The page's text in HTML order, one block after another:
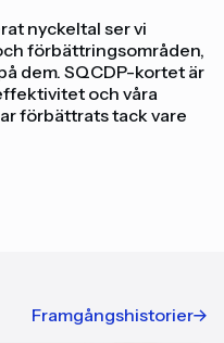
nyckeltal ser vi
förbättringsområden,
dem. SQCDP-kortet är
och våra
förbättrats tack vare
Framgångshistorier